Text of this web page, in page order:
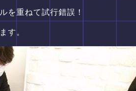
を重ねて試行錯誤！
す。